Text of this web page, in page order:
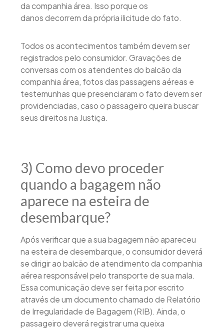
da companhia área. Isso porque os
danos decorrem da própria ilicitude do fato.
Todos os acontecimentos também devem ser
registrados pelo consumidor. Gravações de
conversas com os atendentes do balcão da
companhia área, fotos das passagens aéreas e
testemunhas que presenciaram o fato devem ser
providenciadas, caso o passageiro queira buscar
seus direitos na Justiça.
3) Como devo proceder
quando a bagagem não
aparece na esteira de
desembarque?
Após verificar que a sua bagagem não apareceu
na esteira de desembarque, o consumidor deverá
se dirigir ao balcão de atendimento da companhia
aérea responsável pelo transporte de sua mala.
Essa comunicação deve ser feita por escrito
através de um documento chamado de Relatório
de Irregularidade de Bagagem (RIB). Ainda, o
passageiro deverá registrar uma queixa